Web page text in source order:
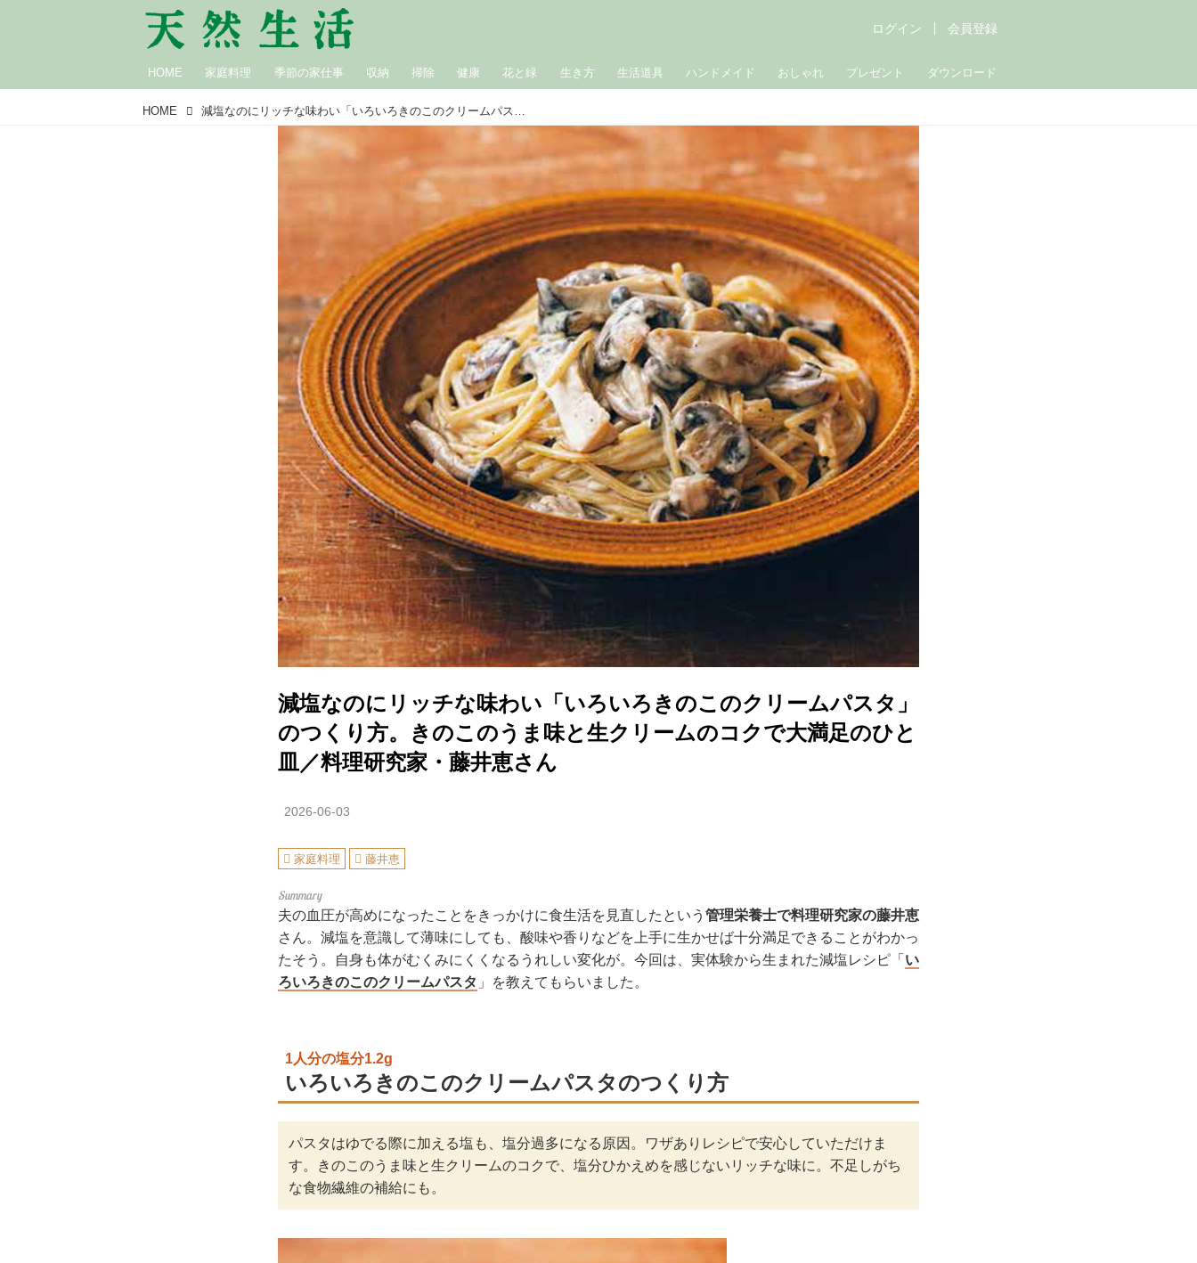
HOME 家庭料理 季節の家仕事 収納 掃除 健康 花と緑 生き方 生活道具 ハンドメイド おしゃれ プレゼント ダウンロード
ログイン 会員登録
HOME 減塩なのにリッチな味わい「いろいろきのこのクリームパスタ」のつくり方。きのこのうま味と生クリームのコクで大満足のひと皿／料理研究家・藤井恵さん
減塩なのにリッチな味わい「いろいろきのこのクリームパスタ」
のつくり方。きのこのうま味と生クリームのコクで大満足のひと
皿／料理研究家・藤井恵さん
2026-06-03
家庭料理 藤井恵
夫の血圧が高めになったことをきっかけに食生活を見直したという 管理栄養士で料理研究家の藤井恵
さん。減塩を意識して薄味にしても、酸味や香りなどを上手に生かせば十分満足できることがわかっ
たそう。自身も体がむくみにくくなるうれしい変化が。今回は、実体験から生まれた減塩レシピ「 い
ろいろきのこのクリームパスタ 」を教えてもらいました。
1人分の塩分1.2g
いろいろきのこのクリームパスタのつくり方
パスタはゆでる際に加える塩も、塩分過多になる原因。ワザありレシピで安心していただけま
す。きのこのうま味と生クリームのコクで、塩分ひかえめを感じないリッチな味に。不足しがち
な食物繊維の補給にも。